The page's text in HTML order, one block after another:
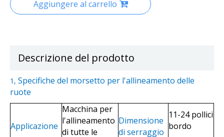
Aggiungere al carrello
Descrizione del prodotto
1 , Specifiche del morsetto per l'allineamento delle
ruote
Applicazione
Macchina per
l'allineamento
di tutte le
Dimensione
di serraggio
11-24 pollici
bordo